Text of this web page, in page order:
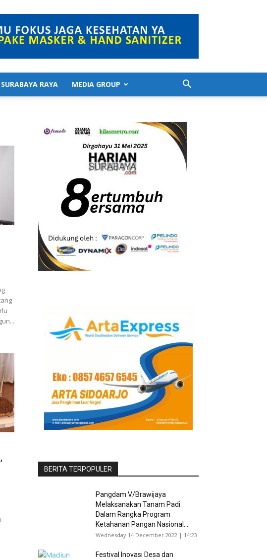
SURABAYA RAYA MEDIA GROUP
BERITA TERPOPULER
Pangdam V/Brawijaya
Melaksanakan Tanam Padi
Dalam Rangka Program
Ketahanan Pangan Nasional...
Wednesday 14 December 2022 | 14:23
Festival Inovasi Desa dan